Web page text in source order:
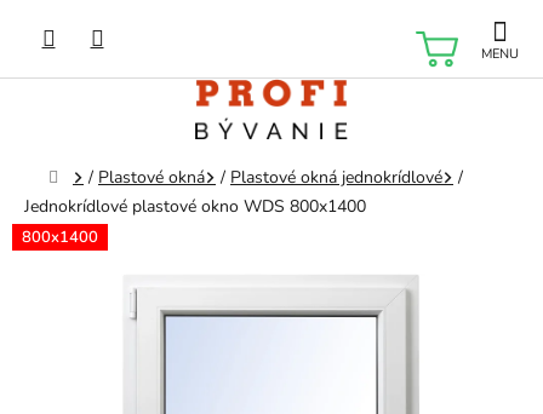
obsah
Domov
/ Plastové okná / Plastové okná jednokrídlové
/
Jednokrídlové plastové okno WDS 800x1400
800x1400